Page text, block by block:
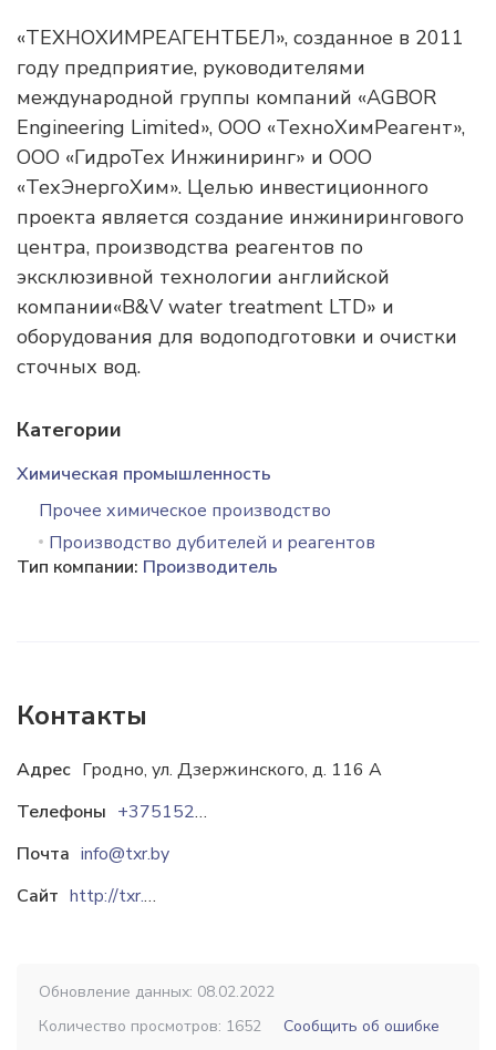
«ТЕХНОХИМРЕАГЕНТБЕЛ», созданное в 2011
году предприятие, руководителями
международной группы компаний «AGBOR
Engineering Limited», ООО «ТехноХимРеагент»,
ООО «ГидроТех Инжиниринг» и ООО
«ТехЭнергоХим». Целью инвестиционного
проекта является создание инжинирингового
центра, производства реагентов по
эксклюзивной технологии английской
компании«B&V water treatment LTD» и
оборудования для водоподготовки и очистки
сточных вод.
Категории
Химическая промышленность
Прочее химическое производство
Производство дубителей и реагентов
Тип компании: Производитель
Контакты
Адрес Гродно, ул. Дзержинского, д. 116 А
Телефоны
+375152554051
Почта info@txr.by
Сайт
http://txr.by
Обновление данных: 08.02.2022
Количество просмотров: 1652
Сообщить об ошибке